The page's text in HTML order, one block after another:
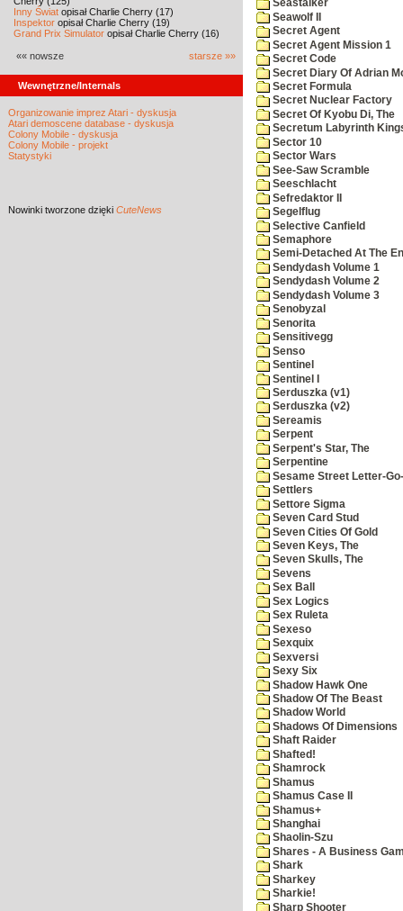
Inny Świat opisał Charlie Cherry (17)
Inspektor opisał Charlie Cherry (19)
Grand Prix Simulator opisał Charlie Cherry (16)
«« nowsze starsze »»
Wewnętrzne/Internals
Organizowanie imprez Atari - dyskusja
Atari demoscene database - dyskusja
Colony Mobile - dyskusja
Colony Mobile - projekt
Statystyki
Nowinki tworzone dzięki CuteNews
Seastalker
Seawolf II
Secret Agent
Secret Agent Mission 1
Secret Code
Secret Diary Of Adrian
Secret Formula
Secret Nuclear Factory
Secret Of Kyobu Di, The
Secretum Labyrinth
Sector 10
Sector Wars
See-Saw Scramble
Seeschlacht
Sefredaktor II
Segelflug
Selective Canfield
Semaphore
Semi-Detached At The
Sendydash Volume 1
Sendydash Volume 2
Sendydash Volume 3
Senobyzal
Senorita
Sensitivegg
Senso
Sentinel
Sentinel I
Serduszka (v1)
Serduszka (v2)
Sereamis
Serpent
Serpent's Star, The
Serpentine
Sesame Street Letter-
Settlers
Settore Sigma
Seven Card Stud
Seven Cities Of Gold
Seven Keys, The
Seven Skulls, The
Sevens
Sex Ball
Sex Logics
Sex Ruleta
Sexeso
Sexquix
Sexversi
Sexy Six
Shadow Hawk One
Shadow Of The Beast
Shadow World
Shadows Of Dimensions
Shaft Raider
Shafted!
Shamrock
Shamus
Shamus Case II
Shamus+
Shanghai
Shaolin-Szu
Shares - A Business
Shark
Sharkey
Sharkie!
Sharp Shooter